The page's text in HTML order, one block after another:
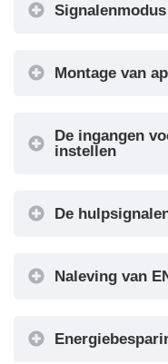
De vloeroffset
Offsetwaarde
De configuratie
Pijlconfiguratie
knipperende
Signalenmodus
Signalenmodus
Montage van
Montage van
De ingangen
instellen
Ingangen
De
Configuratie van
Naleving van
28